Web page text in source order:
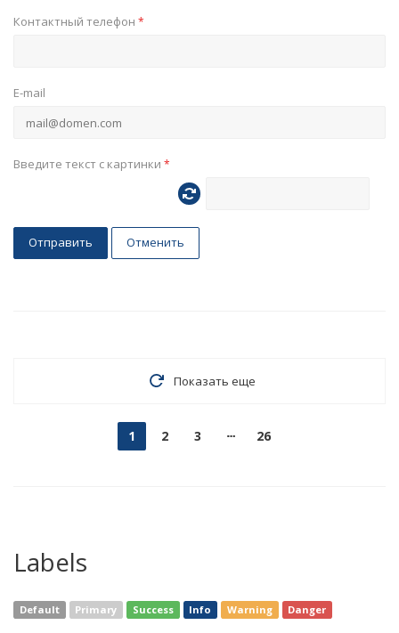
Контактный телефон *
E-mail
Введите текст с картинки *
Отправить Отменить
Показать еще
1 2 3 26
Labels
Default Primary Success Info Warning Danger